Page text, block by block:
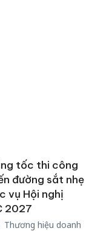
tốc thi công
đường sắt nhẹ
vụ Hội nghị
2027
Thương hiệu doanh